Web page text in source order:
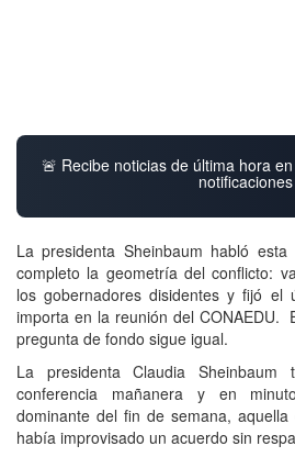
🚨 Recibe noticias de última hora
notificaciones
La presidenta Sheinbaum habló
completo la geometría del conflicto:
los gobernadores disidentes y fijó el
importa en la reunión del CONAEDU.
pregunta de fondo sigue igual.
La presidenta Claudia
conferencia mañanera y en
dominante del fin de semana,
había improvisado un acuerdo sin